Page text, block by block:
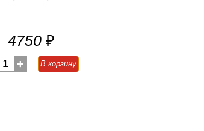
4750 ₽
1 + В корзину